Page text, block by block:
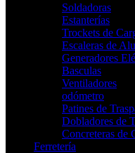
Soldadoras
Estanterías
Trockets de
Escaleras de
Generadores
Basculas
Ventiladores
odómetro
Patines de
Dobladores de
Concreteras de
Ferretería